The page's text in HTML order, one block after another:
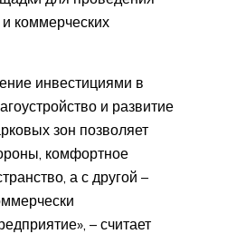
коммерческих
инвестициями в
и развитие
зон позволяет
комфортное
а с другой –
– считает